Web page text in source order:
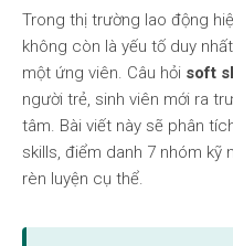
Trong thị trường lao động
không còn là yếu tố duy
một ứng viên. Câu hỏi soft
người trẻ, sinh viên mới ra
tâm. Bài viết này sẽ phân
skills, điểm danh 7 nhóm kỹ
rèn luyện cụ thể.